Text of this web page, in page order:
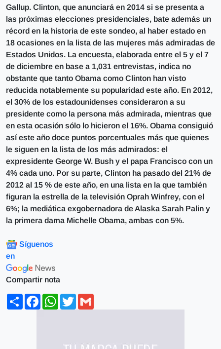
Gallup. Clinton, que anunciará en 2014 si se presenta a
las próximas elecciones presidenciales, bate además un
récord en la historia de este sondeo, al haber estado en
18 ocasiones en la lista de las mujeres más admiradas de
Estados Unidos. La encuesta, elaborada entre el 5 y el 7
de diciembre en base a 1,031 entrevistas, indica no
obstante que tanto Obama como Clinton han visto
reducida notablemente su popularidad este año. En 2012,
el 30% de los estadounidenses consideraron a su
presidente como la persona más admirada, mientras que
en esta ocasión sólo lo hicieron el 16%. Obama consiguió
así este año doce puntos porcentuales más que quienes
le siguen en la lista de los más admirados: el
expresidente George W. Bush y el papa Francisco con un
4% cada uno. Por su parte, Clinton ha pasado del 21% de
2012 al 15 % de este año, en una lista en la que también
figuran la estrella de la televisión Oprah Winfrey, con el
6%; la mediática exgobernadora de Alaska Sarah Palin y
la primera dama Michelle Obama, ambas con 5%.
Síguenos
en
Compartir nota
ShareFacebookWhatsApp
Twitter